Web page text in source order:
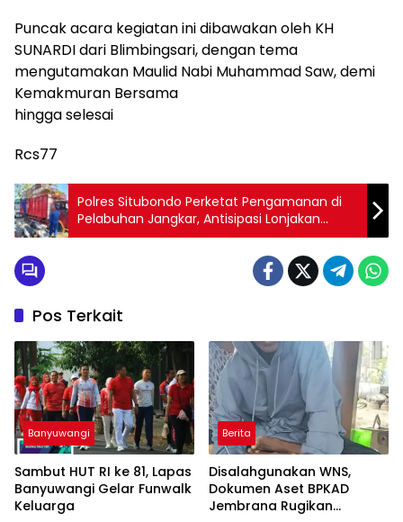
Puncak acara kegiatan ini dibawakan oleh KH
SUNARDI dari Blimbingsari, dengan tema
mengutamakan Maulid Nabi Muhammad Saw, demi
Kemakmuran Bersama
hingga selesai
Rcs77
Polres Situbondo Perketat Pengamanan di
Pelabuhan Jangkar, Antisipasi Lonjakan
Penumpang saat Maulid Nabi
Pos Terkait
Banyuwangi
Sambut HUT RI ke 81, Lapas
Banyuwangi Gelar Funwalk
Keluarga
Berita
Disalahgunakan WNS,
Dokumen Aset BPKAD
Jembrana Rugikan